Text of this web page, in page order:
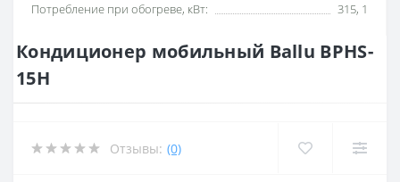
Потребление при обогреве, кВт:
315, 1
Кондиционер мобильный Ballu BPHS-
15H
Отзывы: (0)